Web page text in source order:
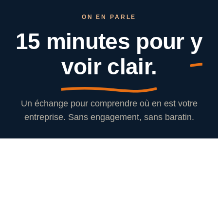
ON EN PARLE
15 minutes pour y
voir clair.
Un échange pour comprendre où en est votre
entreprise. Sans engagement, sans baratin.